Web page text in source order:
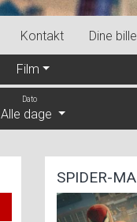
Kontakt Dine
Film
Dato
Alle dage
SPIDER-